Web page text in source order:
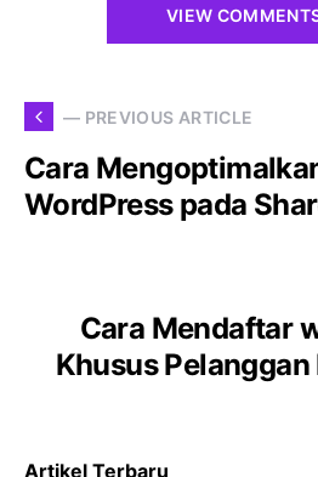
VIEW
— PREVIOUS ARTICLE
Cara
WordPress pada
Cara Mendaftar
Khusus
Artikel Terbaru